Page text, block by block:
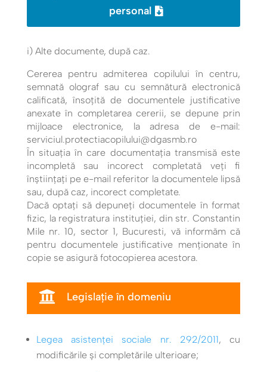
personal
i) Alte documente, după caz.
Cererea pentru admiterea copilului în centru,
semnată olograf sau cu semnătură electronică
calificată, însoțită de documentele justificative
anexate în completarea cererii, se depune prin
mijloace electronice, la adresa de e-mail:
serviciul.protectiacopilului@dgasmb.ro
În situația în care documentația transmisă este
incompletă sau incorect completată veți fi
înștiințați pe e-mail referitor la documentele lipsă
sau, după caz, incorect completate.
Dacă optați să depuneți documentele în format
fizic, la registratura instituției, din str. Constantin
Mile nr. 10, sector 1, Bucuresti, vă informăm că
pentru documentele justificative menționate în
copie se asigură fotocopierea acestora.
 Legislație în domeniu
Legea asistenței sociale nr. 292/2011, cu
modificările și completările ulterioare;